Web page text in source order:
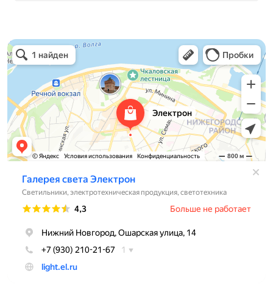
Электрон
Светильники в Нижнем Новгороде
Электротехническая продукция в Нижнем Новгороде